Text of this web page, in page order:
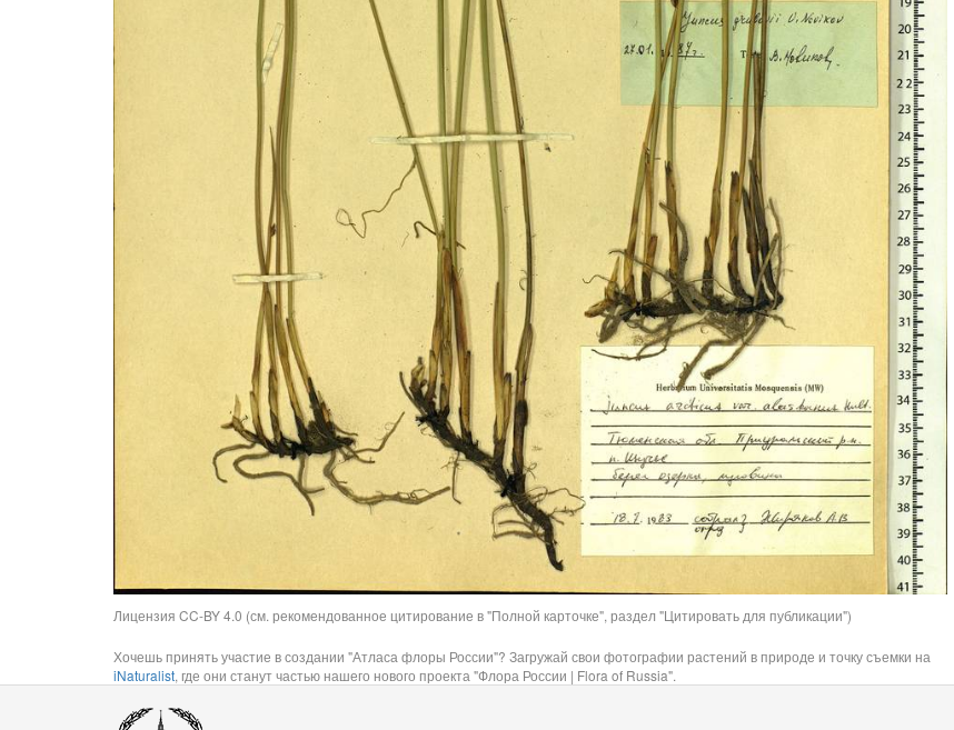
Лицензия CC-BY 4.0 (см. рекомендованное цитирование в "Полной карточке", раздел "Цитировать для публикации")
Хочешь принять участие в создании "Атласа флоры России"? Загружай свои фотографии растений в природе и точку съемки на
iNaturalist, где они станут частью нашего нового проекта "Флора России | Flora of Russia".